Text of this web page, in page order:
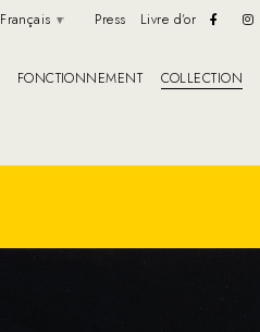
Français Press Livre d’or
FONCTIONNEMENT COLLECTION